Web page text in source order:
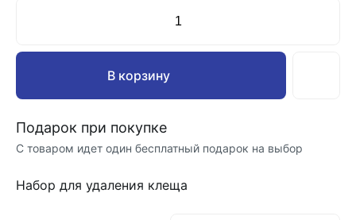
В корзину
Подарок при покупке
С товаром идет один бесплатный подарок на выбор
Набор для удаления клеща